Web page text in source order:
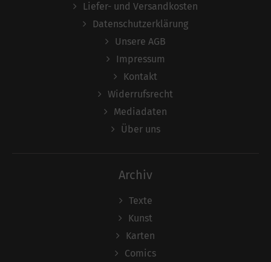
Liefer- und Versandkosten
Datenschutzerklärung
Unsere AGB
Impressum
Kontakt
Widerrufsrecht
Mediadaten
Über uns
Archiv
Texte
Kunst
Karten
Comics